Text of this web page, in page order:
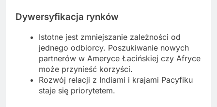
Dywersyfikacja rynków
Istotne jest zmniejszanie zależności od
jednego odbiorcy. Poszukiwanie nowych
partnerów w Ameryce Łacińskiej czy Afryce
może przynieść korzyści.
Rozwój relacji z Indiami i krajami Pacyfiku
staje się priorytetem.